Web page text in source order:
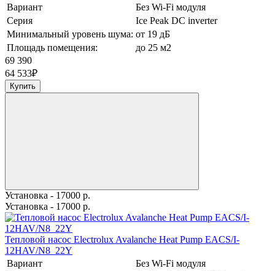
Вариант
Без Wi-Fi модуля
Серия
Ice Peak DC inverter
Минимальный уровень шума: от 19 дБ
Площадь помещения:
до 25 м2
69 390
64 533₽
Купить
Установка - 17000 р.
Установка - 17000 р.
Тепловой насос Electrolux Avalanche Heat Pump EACS/I-
12HAV/N8_22Y
Вариант
Без Wi-Fi модуля